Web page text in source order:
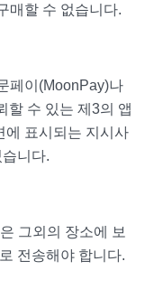
매할 수 없습니다.
페이(MoonPay)나
할 수 있는 제3의 앱
에 표시되는 지시사
니다.
그외의 장소에 보
전송해야 합니다.